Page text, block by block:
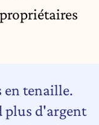
en tenaille.
plus d'argent